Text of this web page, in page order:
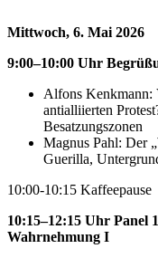
Mittwoch, 6. Mai 2026
9:00–10:00 Uhr
Alfons Kenkmann:
antialliierten
Besatzungszonen
Magnus Pahl: Der
Guerilla,
10:00-10:15 Kaffeepause
10:15–12:15 Uhr
Wahrnehmung I